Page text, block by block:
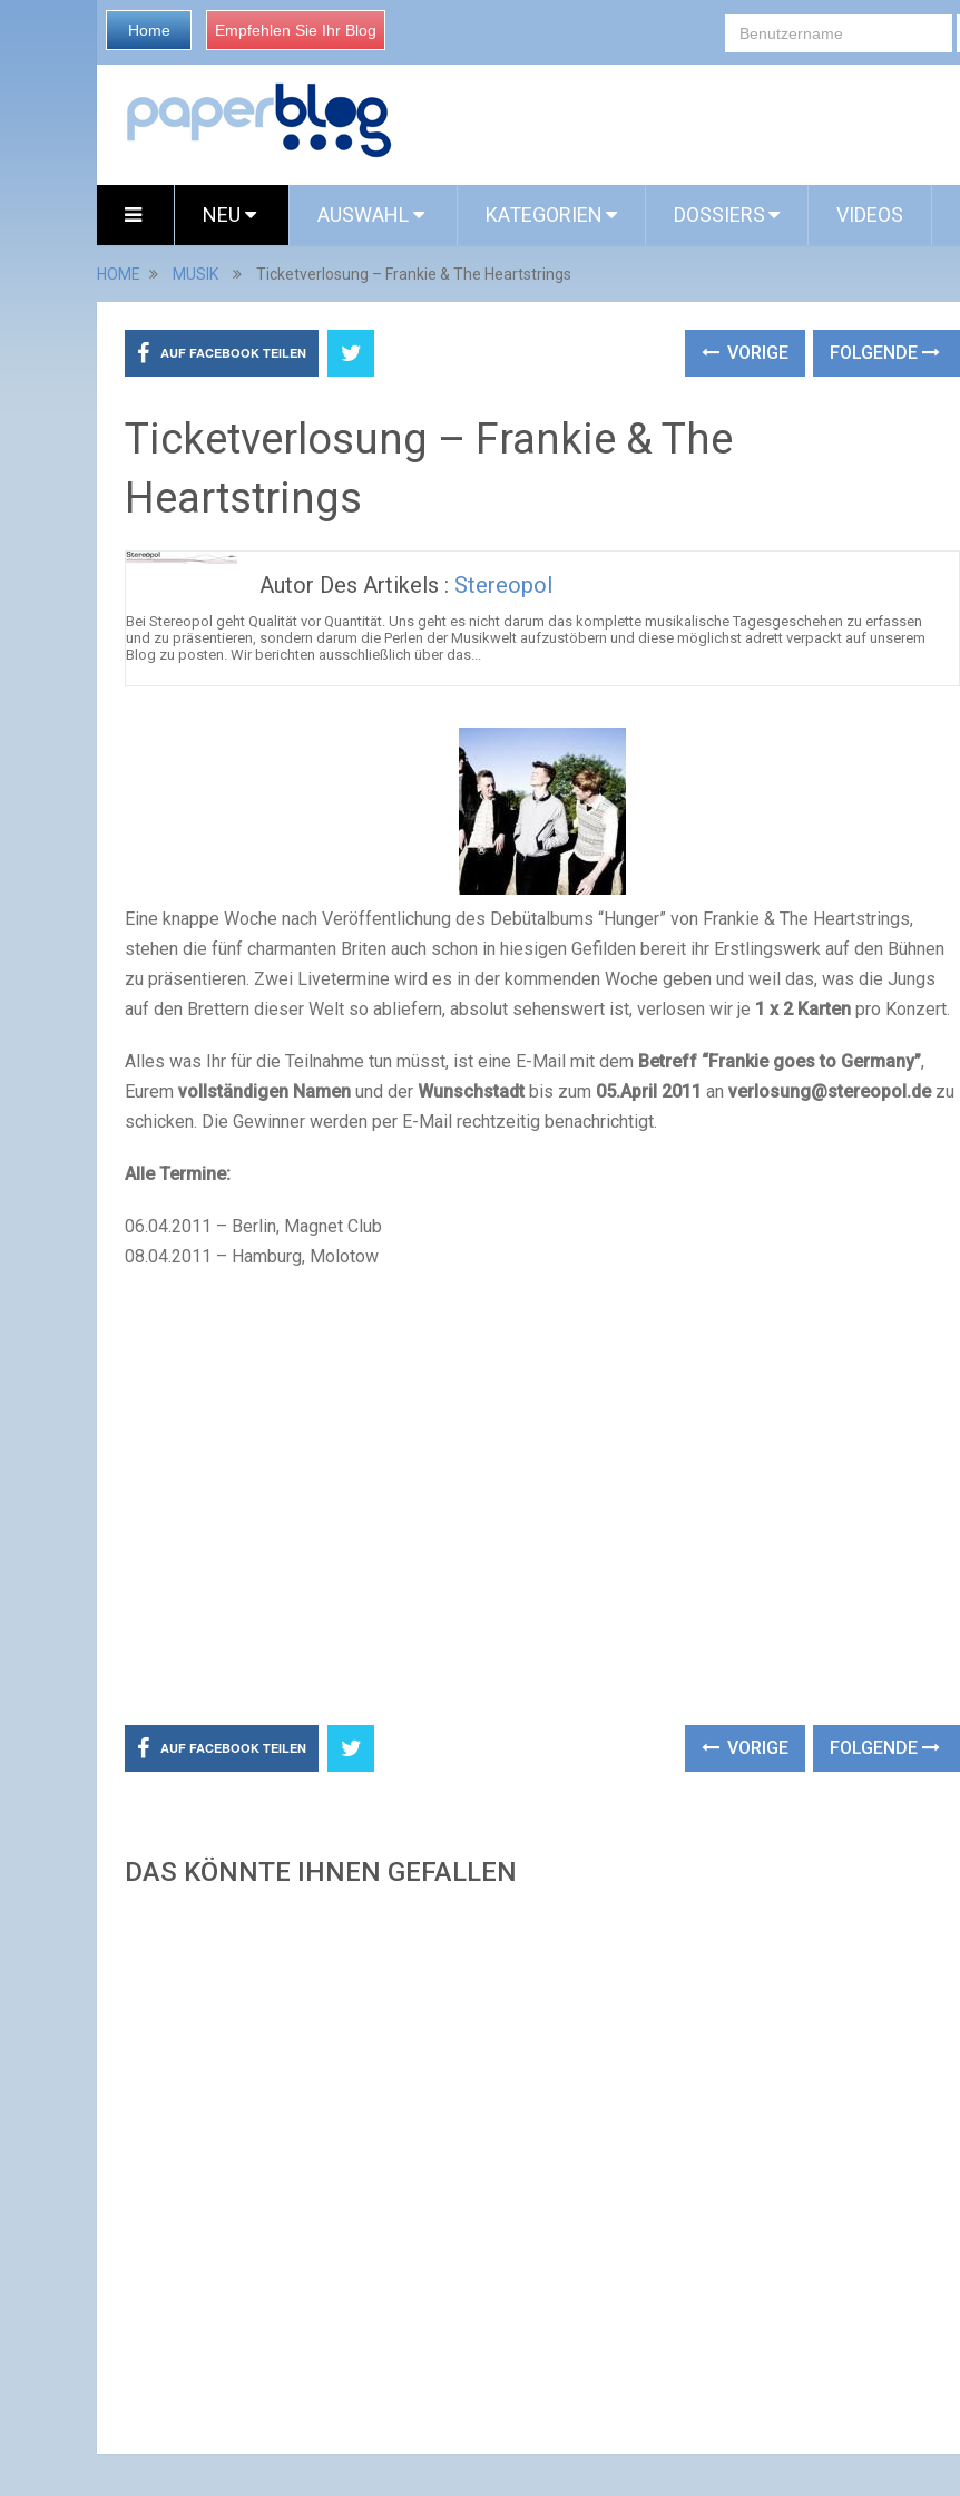
Home Empfehlen Sie Ihr Blog
NEU AUSWAHL KATEGORIEN DOSSIERS VIDEOS
HOME MUSIK Ticketverlosung – Frankie & The Heartstrings
AUF FACEBOOK TEILEN VORIGE FOLGENDE
Ticketverlosung – Frankie & The
Heartstrings
Autor Des Artikels : Stereopol
Bei Stereopol geht Qualität vor Quantität. Uns geht es nicht darum das komplette musikalische Tagesgeschehen zu erfassen
und zu präsentieren, sondern darum die Perlen der Musikwelt aufzustöbern und diese möglichst adrett verpackt auf unserem
Blog zu posten. Wir berichten ausschließlich über das...
Eine knappe Woche nach Veröffentlichung des Debütalbums “Hunger” von Frankie & The Heartstrings,
stehen die fünf charmanten Briten auch schon in hiesigen Gefilden bereit ihr Erstlingswerk auf den Bühnen
zu präsentieren. Zwei Livetermine wird es in der kommenden Woche geben und weil das, was die Jungs
auf den Brettern dieser Welt so abliefern, absolut sehenswert ist, verlosen wir je 1 x 2 Karten pro Konzert.
Alles was Ihr für die Teilnahme tun müsst, ist eine E-Mail mit dem Betreff “Frankie goes to Germany”,
Eurem vollständigen Namen und der Wunschstadt bis zum 05.April 2011 an verlosung@stereopol.dezu
schicken. Die Gewinner werden per E-Mail rechtzeitig benachrichtigt.
Alle Termine:
06.04.2011 – Berlin, Magnet Club
08.04.2011 – Hamburg, Molotow
AUF FACEBOOK TEILEN VORIGE FOLGENDE
DAS KÖNNTE IHNEN GEFALLEN